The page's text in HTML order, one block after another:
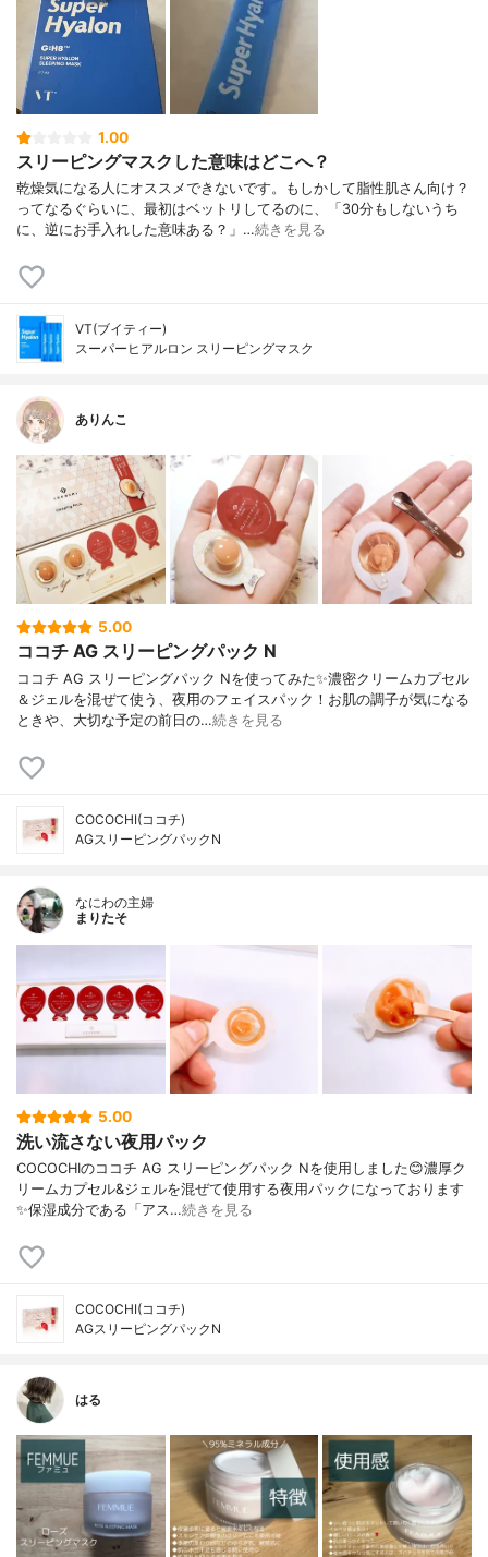
1.00
スリーピングマスクした意味はどこへ？
乾燥気になる人にオススメできないです。もしかして脂性肌さん向け？
ってなるぐらいに、最初はベットリしてるのに、「30分もしないうち
に、逆にお手入れした意味ある？」…続きを見る
VT(ブイティー)
スーパーヒアルロン スリーピングマスク
ありんこ
5.00
ココチ AG スリーピングパック N
ココチ AG スリーピングパック Nを使ってみた✨濃密クリームカプセル
＆ジェルを混ぜて使う、夜用のフェイスパック！お肌の調子が気になる
ときや、大切な予定の前日の…続きを見る
COCOCHI(ココチ)
AGスリーピングパックN
なにわの主婦
まりたそ
5.00
洗い流さない夜用パック
COCOCHIのココチ AG スリーピングパック Nを使用しました😊濃厚ク
リームカプセル&ジェルを混ぜて使用する夜用パックになっております
✨保湿成分である「アス…続きを見る
COCOCHI(ココチ)
AGスリーピングパックN
はる